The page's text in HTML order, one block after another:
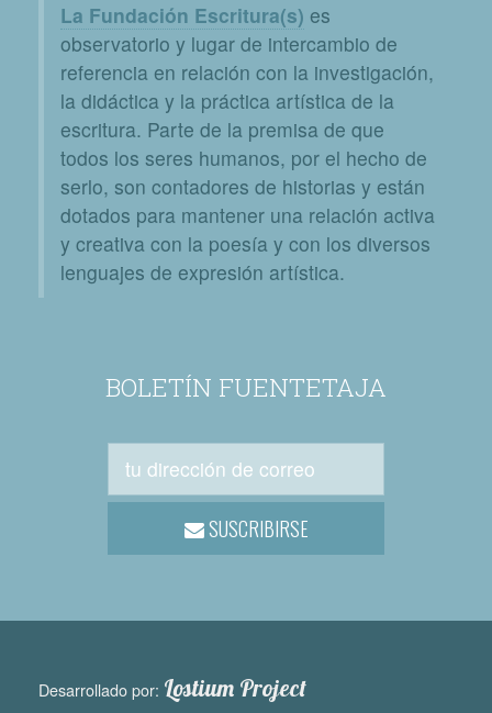
La Fundación Escritura(s) es
observatorio y lugar de intercambio de
referencia en relación con la investigación,
la didáctica y la práctica artística de la
escritura. Parte de la premisa de que
todos los seres humanos, por el hecho de
serlo, son contadores de historias y están
dotados para mantener una relación activa
y creativa con la poesía y con los diversos
lenguajes de expresión artística.
BOLETÍN FUENTETAJA
SUSCRIBIRSE
Desarrollado por: Lostium Project